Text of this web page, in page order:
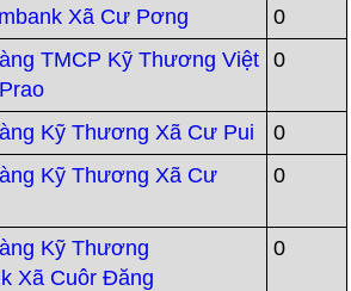
Xã Cư Pơng
0
TMCP Kỹ Thương Việt
0
Kỹ Thương Xã Cư Pui
0
Kỹ Thương Xã Cư
0
Kỹ Thương
Xã Cuôr Đăng
0